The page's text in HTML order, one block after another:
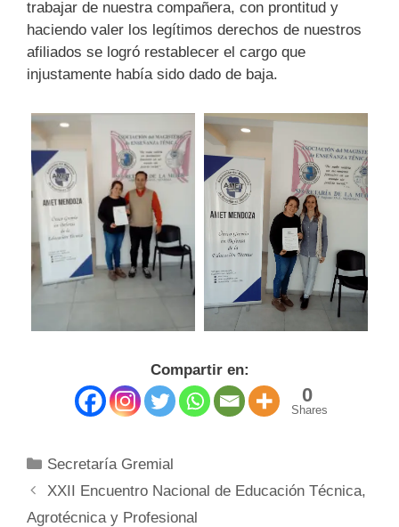
trabajar de nuestra compañera, con prontitud y
haciendo valer los legítimos derechos de nuestros
afiliados se logró restablecer el cargo que
injustamente había sido dado de baja.
Compartir en:
0
Shares
Categorías
Secretaría Gremial
XXII Encuentro Nacional de Educación Técnica,
Agrotécnica y Profesional